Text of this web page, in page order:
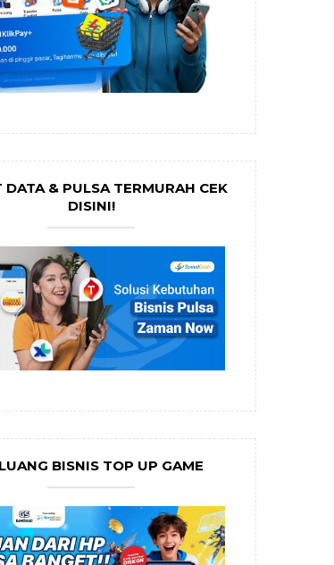
DATA & PULSA TERMURAH CEK
DISINI!
BISNIS TOP UP GAME